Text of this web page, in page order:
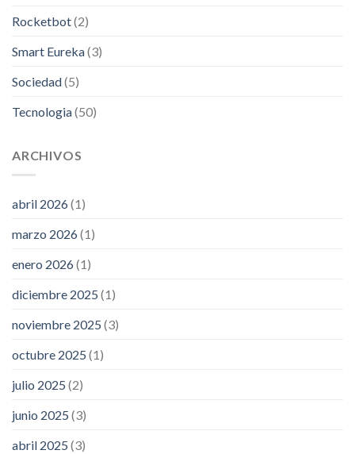
Rocketbot(2)
Smart Eureka(3)
Sociedad(5)
Tecnologia(50)
ARCHIVOS
abril 2026(1)
marzo 2026(1)
enero 2026(1)
diciembre 2025 (1)
noviembre 2025 (3)
octubre 2025 (1)
julio 2025 (2)
junio 2025 (3)
abril 2025 (3)